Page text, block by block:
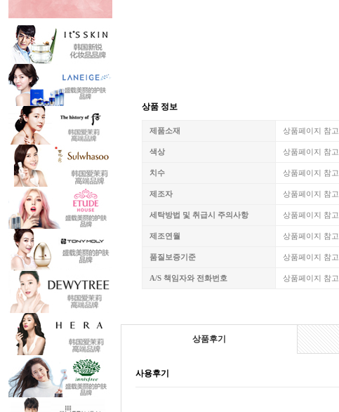
상품 정보
제품소재 상품페이지 참고
색상 상품페이지 참고
치수 상품페이지 참고
제조자 상품페이지 참고
세탁방법 및 취급시 주의사항 상품페이지 참고
제조연월 상품페이지 참고
품질보증기준 상품페이지 참고
A/S 책임자와 전화번호 상품페이지 참고
상품후기
사용후기